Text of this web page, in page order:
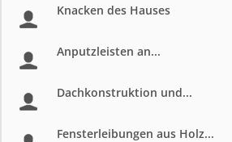
Knacken des Hauses
Anputzleisten an...
Dachkonstruktion und...
Fensterleibungen aus Holz...